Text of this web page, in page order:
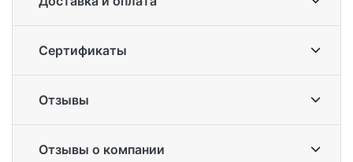
Сертификаты
Отзывы
Отзывы о компании